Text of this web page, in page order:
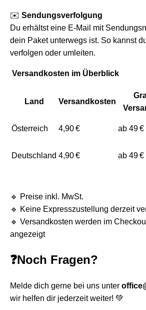
✉️ Sendungsverfolgung
Du erhältst eine E-Mail mit
dein Paket unterwegs ist. So kannst
verfolgen oder umleiten.
Versandkosten im Überblick
Land Versandkosten
Österreich 4,90 € ab 49 €
Deutschland 4,90 € ab 49 €
🔹 Preise inkl. MwSt.
🔹 Keine Expresszustellung derzeit
🔹 Versandkosten werden im
angezeigt
❓Noch Fragen?
Melde dich gerne bei uns unter
wir helfen dir jederzeit weiter! 💚